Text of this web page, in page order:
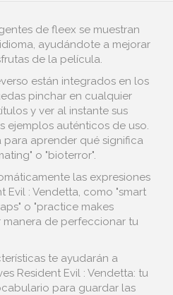
de fleex se muestran
ayudándote a mejorar
de la película.
están integrados en los
pinchar en cualquier
y ver al instante sus
ejemplos auténticos de uso.
para aprender qué significa
o "bioterror".
las expresiones
Evil : Vendetta, como "smart
o "practice makes
manera de perfeccionar tu
te ayudarán a
Resident Evil : Vendetta: tu
para guardar las